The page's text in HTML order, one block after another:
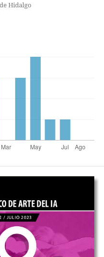
Hidalgo